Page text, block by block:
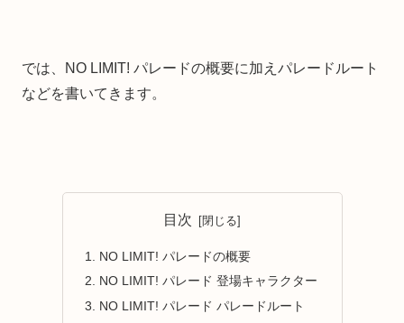
では、NO LIMIT! パレードの概要に加えパレードルート
などを書いてきます。
目次
NO LIMIT! パレードの概要
NO LIMIT! パレード 登場キャラクター
NO LIMIT! パレード パレードルート